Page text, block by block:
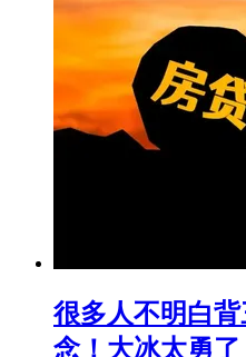
很多人不明白
念！大冰太勇